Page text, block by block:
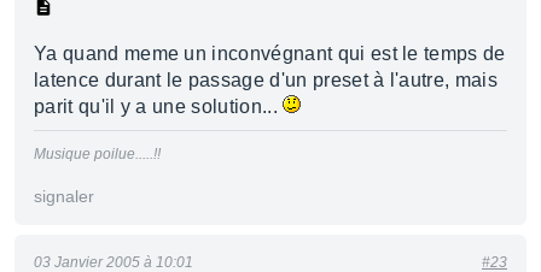
Ya quand meme un inconvégnant qui est le temps de
latence durant le passage d'un preset à l'autre, mais
parit qu'il y a une solution...
Musique poilue.....!!
signaler
03 Janvier 2005 à 10:01 #23